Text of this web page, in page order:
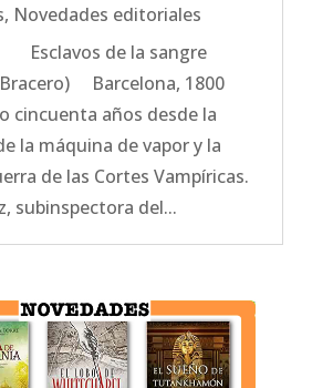
, Novedades editoriales
de la sangre
Barcelona, 1800
cincuenta años desde la
la máquina de vapor y la
de las Cortes Vampíricas.
subinspectora del...